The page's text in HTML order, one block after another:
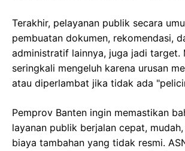
Terakhir, pelayanan publik secara
pembuatan dokumen, rekomendasi,
administratif lainnya, juga jadi target.
seringkali mengeluh karena urusan
atau diperlambat jika tidak ada
Pemprov Banten ingin memastikan
layanan publik berjalan cepat,
biaya tambahan yang tidak resmi.